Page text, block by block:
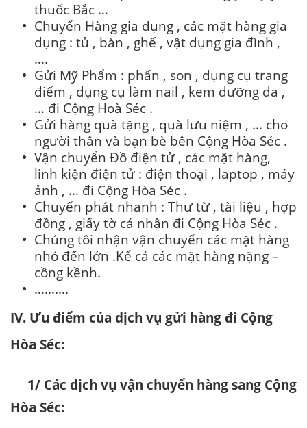
thuốc Bắc …
Chuyển Hàng gia dụng , các mặt hàng gia
dụng : tủ , bàn , ghế , vật dụng gia đình ,
….
Gửi Mỹ Phẩm : phấn , son , dụng cụ trang
điểm , dụng cụ làm nail , kem dưỡng da ,
… đi Cộng Hoà Séc .
Gửi hàng quà tặng , quà lưu niệm , … cho
người thân và bạn bè bên Cộng Hòa Séc .
Vận chuyển Đồ điện tử , các mặt hàng,
linh kiện điện tử : điện thoại , laptop , máy
ảnh , … đi Cộng Hòa Séc .
Chuyển phát nhanh : Thư từ , tài liệu , hợp
đồng , giấy tờ cá nhân đi Cộng Hòa Séc .
Chúng tôi nhận vận chuyển các mặt hàng
nhỏ đến lớn .Kể cả các mặt hàng nặng –
cồng kềnh.
……….
IV. Ưu điểm của dịch vụ gửi hàng đi Cộng
Hòa Séc:
1/ Các dịch vụ vận chuyển hàng sang Cộng
Hòa Séc: